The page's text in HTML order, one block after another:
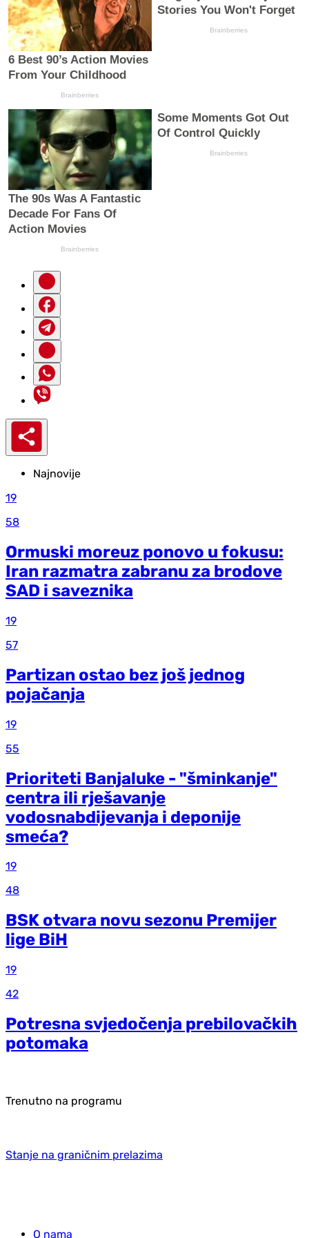
Najnovije
19
58
Ormuski moreuz ponovo u fokusu:
Iran razmatra zabranu za brodove
SAD i saveznika
19
57
Partizan ostao bez još jednog
pojačanja
19
55
Prioriteti Banjaluke - "šminkanje"
centra ili rješavanje
vodosnabdijevanja i deponije
smeća?
19
48
BSK otvara novu sezonu Premijer
lige BiH
19
42
Potresna svjedočenja prebilovačkih
potomaka
Trenutno na programu
Stanje na graničnim prelazima
O nama